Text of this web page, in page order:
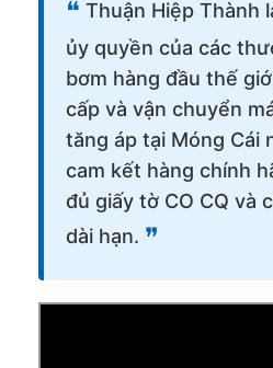
❝ Thuận Hiệp Thành
ủy quyền của các
bơm hàng đầu thế
cấp và vận chuyển
tăng áp tại Móng Cái
cam kết hàng chính
đủ giấy tờ CO CQ và
dài hạn. ❞